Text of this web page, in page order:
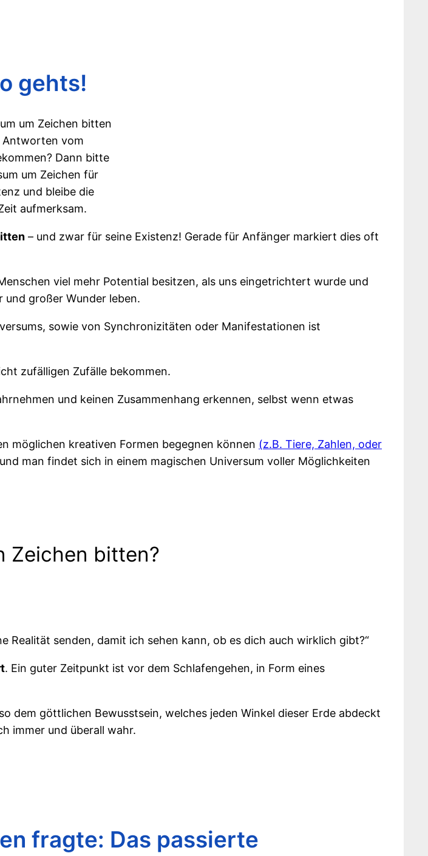
gehts!
Antworten vom
Dann bitte
um Zeichen für
und bleibe die
aufmerksam.
– und zwar für seine Existenz! Gerade für Anfänger markiert dies oft
viel mehr Potential besitzen, als uns eingetrichtert wurde und
und großer Wunder leben.
sowie von Synchronizitäten oder Manifestationen ist
zufälligen Zufälle bekommen.
und keinen Zusammenhang erkennen, selbst wenn etwas
möglichen kreativen Formen begegnen können (z.B. Tiere, Zahlen, oder
man findet sich in einem magischen Universum voller Möglichkeiten
Zeichen bitten?
Realität senden, damit ich sehen kann, ob es dich auch wirklich gibt?“
. Ein guter Zeitpunkt ist vor dem Schlafengehen, in Form eines
dem göttlichen Bewusstsein, welches jeden Winkel dieser Erde abdeckt
immer und überall wahr.
fragte: Das passierte